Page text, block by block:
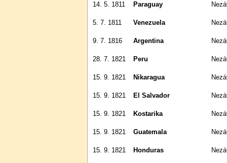
14. 5. 1811 Paraguay
5. 7. 1811 Venezuela
9. 7. 1816 Argentina
28. 7. 1821 Peru
15. 9. 1821 Nikaragua
15. 9. 1821 El Salvador
15. 9. 1821 Kostarika
15. 9. 1821 Guatemala
15. 9. 1821 Honduras